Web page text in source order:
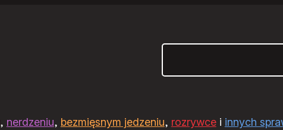
, nerdzeniu, bezmięsnym jedzeniu, rozrywcei innych